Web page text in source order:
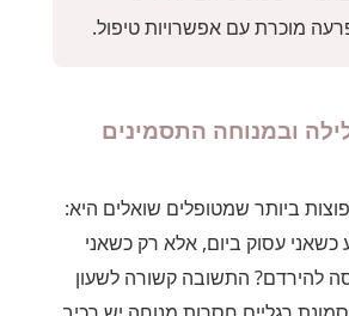
מוכרת עם אפשרויות טיפול.
ובמנוחה התסמינים
ביותר שמטופלים שואלים היא:
עסוק ביום, אלא רק כשאני
להירדם? התשובה קשורה לשעון